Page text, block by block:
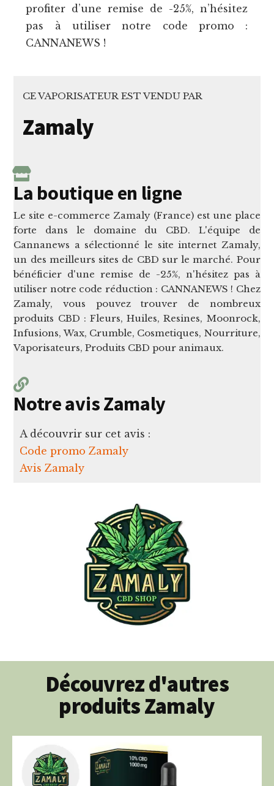
profiter d’une remise de -25%, n’hésitez
pas à utiliser notre code promo :
CANNANEWS !
CE VAPORISATEUR EST VENDU PAR
Zamaly
La boutique en ligne
Le site e-commerce Zamaly (France) est une place
forte dans le domaine du CBD. L'équipe de
Cannanews a sélectionné le site internet Zamaly,
un des meilleurs sites de CBD sur le marché. Pour
bénéficier d'une remise de -25%, n'hésitez pas à
utiliser notre code réduction : CANNANEWS ! Chez
Zamaly, vous pouvez trouver de nombreux
produits CBD : Fleurs, Huiles, Resines, Moonrock,
Infusions, Wax, Crumble, Cosmetiques, Nourriture,
Vaporisateurs, Produits CBD pour animaux.
Notre avis Zamaly
A découvrir sur cet avis :
Code promo Zamaly
Avis Zamaly
Découvrez d'autres
produits Zamaly